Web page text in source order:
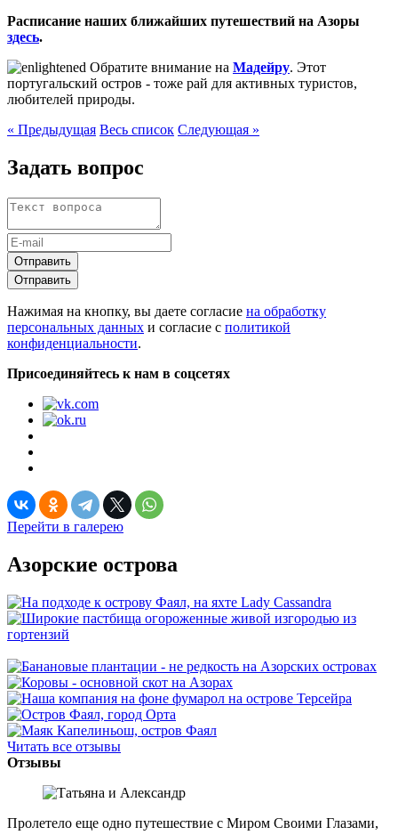
Расписание наших ближайших путешествий на Азоры
здесь.
Обратите внимание на Мадейру. Этот
португальский остров - тоже рай для активных туристов,
любителей природы.
« Предыдущая Весь список Следующая »
Задать вопрос
Отправить
Отправить
Нажимая на кнопку, вы даете согласие на обработку
персональных данных и согласие с политикой
конфиденциальности.
Присоединяйтесь к нам в соцсетях
Перейти в галерею
Азорские острова
Читать все отзывы
Отзывы
Пролетело еще одно путешествие с Миром Своими Глазами,